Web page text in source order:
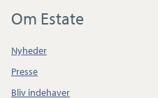
Om Estate
Nyheder
Presse
Bliv indehaver